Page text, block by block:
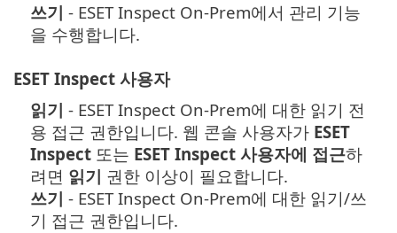
쓰기 - ESET Inspect On-Prem에서 관리 기능
을 수행합니다.
ESET Inspect 사용자
읽기 - ESET Inspect On-Prem에 대한 읽기 전
용 접근 권한입니다. 웹 콘솔 사용자가 ESET
Inspect 또는 ESET Inspect 사용자에 접근하
려면 읽기 권한 이상이 필요합니다.
쓰기 - ESET Inspect On-Prem에 대한 읽기/쓰
기 접근 권한입니다.